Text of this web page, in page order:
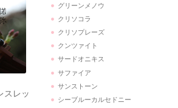
スレッ
グリーンメノウ
クリソコラ
クリソプレーズ
クンツァイト
サードオニキス
サファイア
サンストーン
シーブルーカルセドニー